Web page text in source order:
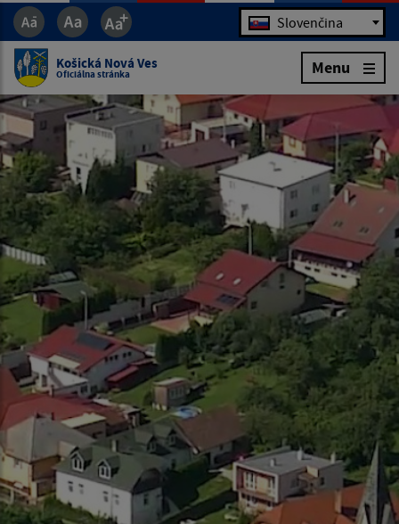
Jazyk Slovenčina
Košická Nová Ves
Oficiálna stránka Menu